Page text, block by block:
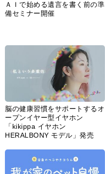
ＡＩで始める遺言を書く前の準
備セミナー開催
脳の健康習慣をサポートするオ
ープンイヤー型イヤホン
「kikippa イヤホン
HERALBONY モデル」発売